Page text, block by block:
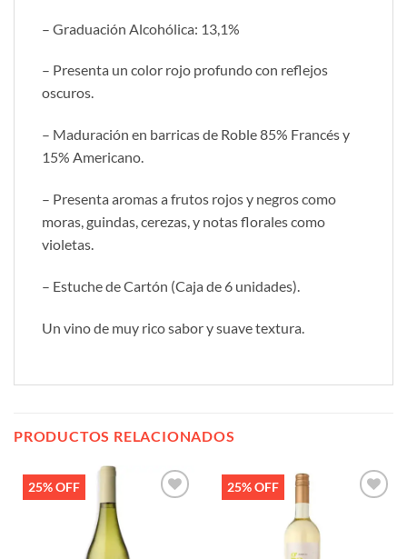
– Graduación Alcohólica: 13,1%
– Presenta un color rojo profundo con reflejos
oscuros.
– Maduración en barricas de Roble 85% Francés y
15% Americano.
– Presenta aromas a frutos rojos y negros como
moras, guindas, cerezas, y notas florales como
violetas.
– Estuche de Cartón (Caja de 6 unidades).
Un vino de muy rico sabor y suave textura.
PRODUCTOS RELACIONADOS
25% OFF 25% OFF